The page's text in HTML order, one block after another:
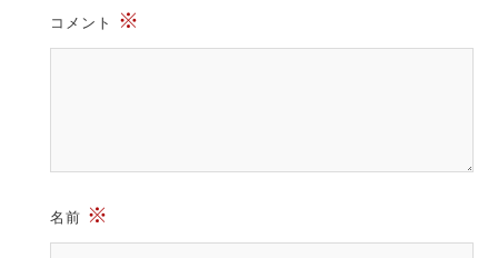
コメント ※
名前 ※